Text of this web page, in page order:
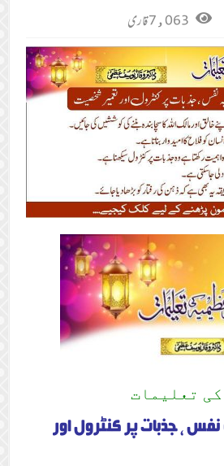
7,063 قاری
تعلیمات
نفس ، جذبات پر کنٹرول اور